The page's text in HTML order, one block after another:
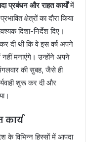
प्रबंधन और राहत कार्योंमें
क्षेत्रों का दौरा किया
दिशा-निर्देश दिए।
दी थी कि वे इस वर्ष अपने
मनाएंगे। उन्होंने अपने
की सुबह, जैसे ही
शुरू कर दी और
कार्य
के विभिन्न हिस्सों में आपदा